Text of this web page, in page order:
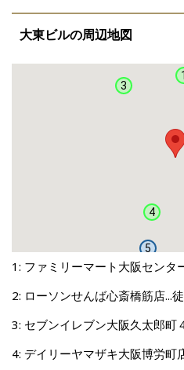
大東ビルの周辺地図
1
3
4
5
1: ファミリーマート大阪センタ
2: ローソンせんば心斎橋筋店...
3: セブンイレブン大阪久太郎町
4: デイリーヤマザキ大阪博労町